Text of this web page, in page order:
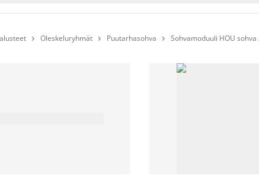
 Oleskeluryhmät  Puutarhasohva  Sohvamoduuli HOU